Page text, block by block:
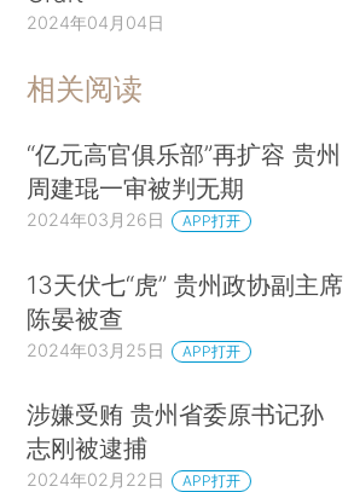
2024年04月04日
相关阅读
“亿元高官俱乐部”再扩容 贵州
周建琨一审被判无期
2024年03月26日 APP打开
13天伏七“虎” 贵州政协副主席
陈晏被查
2024年03月25日 APP打开
涉嫌受贿 贵州省委原书记孙
志刚被逮捕
2024年02月22日 APP打开